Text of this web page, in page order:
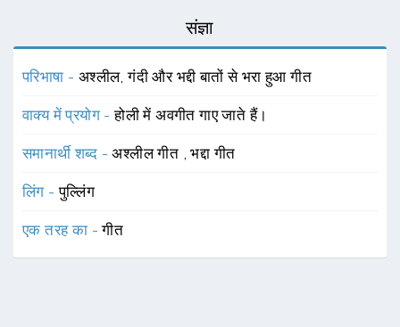
संज्ञा
परिभाषा - अश्लील, गंदी और भद्दी बातों से भरा हुआ गीत
वाक्य में प्रयोग -होली में अवगीत गाए जाते हैं।
समानार्थी शब्द -अश्लील गीत ,भद्दा गीत
लिंग -पुल्लिंग
एक तरह का -गीत